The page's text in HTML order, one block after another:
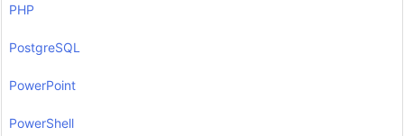
PHP
PostgreSQL
PowerPoint
PowerShell